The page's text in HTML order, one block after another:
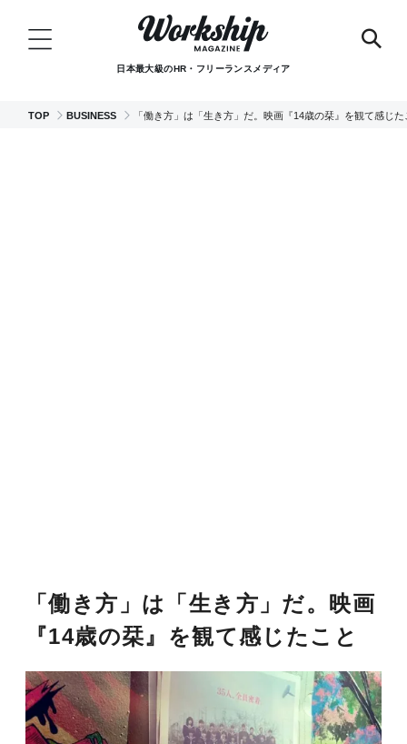
日本最大級のHR・フリーランスメディア
TOP BUSINESS 「働き方」は「生き方」だ。映画『14歳の栞』を観て感じた
「働き方」は「生き方」だ。映画
『14歳の栞』を観て感じたこと